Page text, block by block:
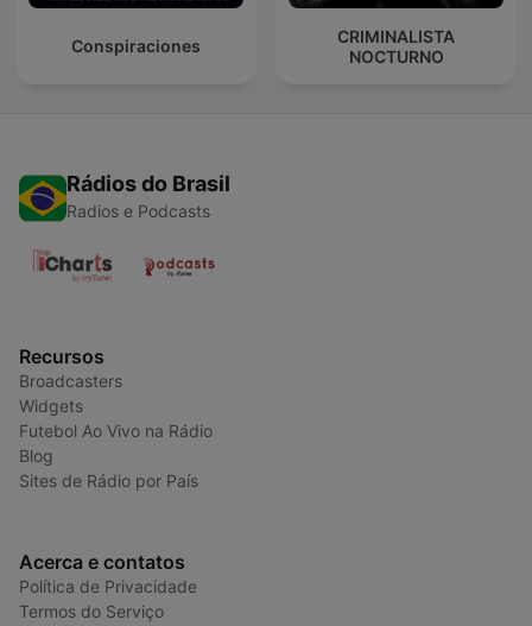
Conspiraciones
CRIMINALISTA
NOCTURNO
Rádios do Brasil
Radios e Podcasts
Recursos
Broadcasters
Widgets
Futebol Ao Vivo na Rádio
Blog
Sites de Rádio por País
Acerca e contatos
Política de Privacidade
Termos do Serviço